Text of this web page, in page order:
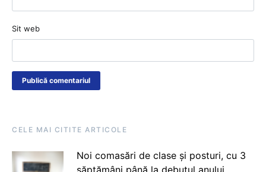
Sit web
CELE MAI CITITE ARTICOLE
Noi comasări de clase și posturi, cu 3